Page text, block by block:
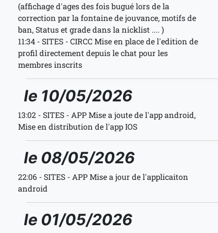
(affichage d'ages des fois bugué lors de la
correction par la fontaine de jouvance, motifs de
ban, Status et grade dans la nicklist .... )
11:34 - SITES - CIRCC Mise en place de l'edition de
profil directement depuis le chat pour les
membres inscrits
le 10/05/2026
13:02 - SITES - APP Mise a joute de l'app android,
Mise en distribution de l'app IOS
le 08/05/2026
22:06 - SITES - APP Mise a jour de l'applicaiton
android
le 01/05/2026